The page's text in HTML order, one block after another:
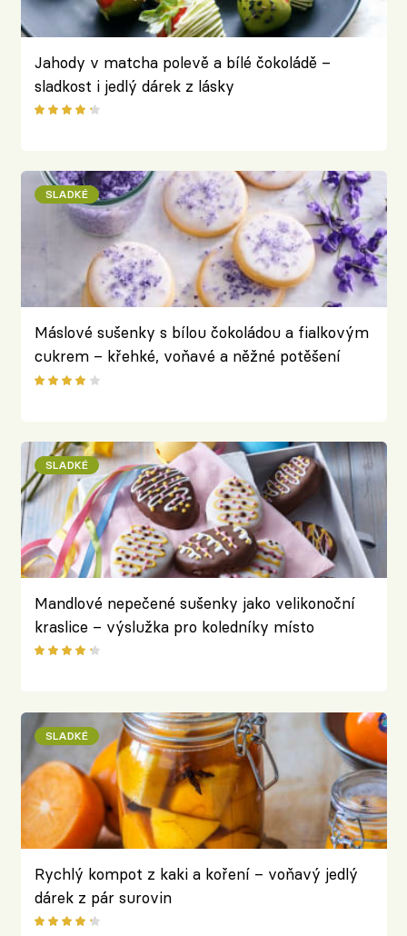
Jahody v matcha polevě a bílé čokoládě –
sladkost i jedlý dárek z lásky
SLADKÉ
Máslové sušenky s bílou čokoládou a fialkovým
cukrem – křehké, voňavé a něžné potěšení
SLADKÉ
Mandlové nepečené sušenky jako velikonoční
kraslice – výslužka pro koledníky místo
vařených vajec
SLADKÉ
Rychlý kompot z kaki a koření – voňavý jedlý
dárek z pár surovin